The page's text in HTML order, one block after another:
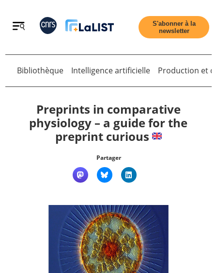
Retour
S'abonner à la
newsletter
Retour
Bibliothèque Intelligence artificielle Production et
Preprints in comparative
physiology – a guide for the
preprint curious
Partager